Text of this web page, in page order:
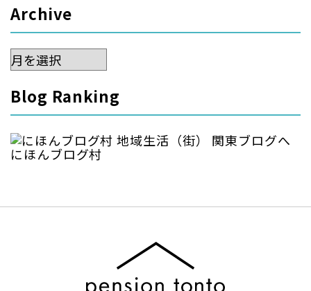
Archive
Archive
Blog Ranking
にほんブログ村